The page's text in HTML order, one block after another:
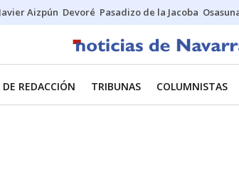
Javier Aizpún Devoré Pasadizo de la Jacoba
DE REDACCIÓN TRIBUNAS COLUMNISTAS